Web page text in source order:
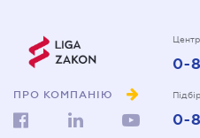
ПРО КОМПАНІЮ
0-
0-